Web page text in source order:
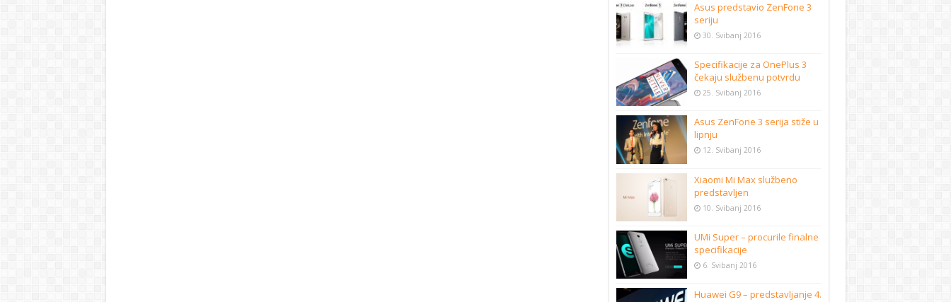
Asus predstavio ZenFone 3
seriju
30. Svibanj 2016
Specifikacije za OnePlus 3
čekaju službenu potvrdu
25. Svibanj 2016
Asus ZenFone 3 serija stiže u
lipnju
12. Svibanj 2016
Xiaomi Mi Max službeno
predstavljen
10. Svibanj 2016
UMi Super – procurile finalne
specifikacije
6. Svibanj 2016
Huawei G9 – predstavljanje 4.